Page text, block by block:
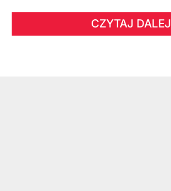
CZYTAJ DALEJ